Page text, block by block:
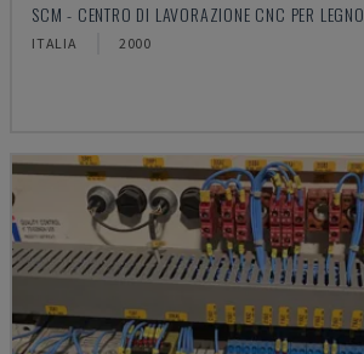
SCM - CENTRO DI LAVORAZIONE CNC PER LEGNO
ITALIA 2000